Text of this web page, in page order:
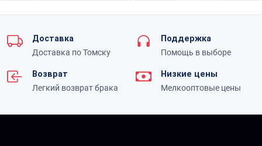
Доставка
Доставка по Томску
Поддержка
Помощь в выборе
Возврат
Легкий возврат брака
Низкие цены
Мелкооптовые цены